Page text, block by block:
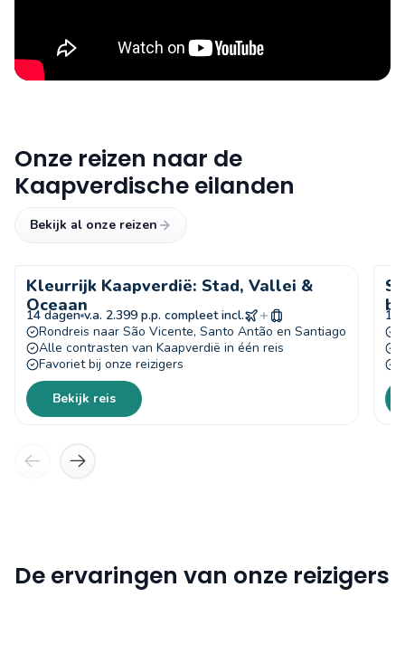
Onze reizen naar de
Kaapverdische eilanden
Bekijk al onze reizen
Meest gekozen!
Kleurrijk Kaapverdië: Stad, Vallei &
Oceaan
14 dagen v.a. 2.399 p.p. compleet incl.
Rondreis naar São Vicente, Santo Antão en Santiago
Alle contrasten van Kaapverdië in één reis
Favoriet bij onze reizigers
Bekijk reis
15
De ervaringen van onze reizigers